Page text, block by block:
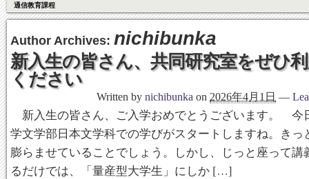
通信教育課程
Author Archives: nichibunka
新入生の皆さん、共同研究室をぜひ
ください
Written by nichibunka on 2026年4月1日 —
新入生の皆さん、ご入学おめでとうございます。 今
学文学部日本文学科での学びがスタートしますね。きっ
膨らませていることでしょう。しかし、じっと座って講
るだけでは、「量産型大学生」にしか […]